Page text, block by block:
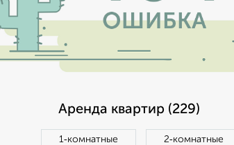
Аренда квартир (229)
1‑комнатные 2‑комнатные